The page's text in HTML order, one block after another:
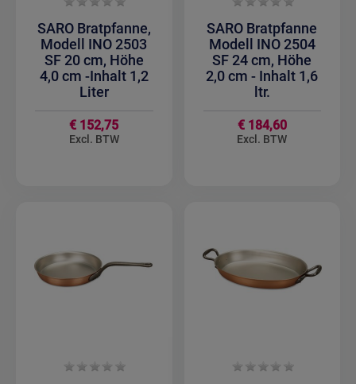
SARO Bratpfanne,
Modell INO 2503
SF 20 cm, Höhe
4,0 cm -Inhalt 1,2
Liter
€ 152,75
SARO Bratpfanne
Modell INO 2504
SF 24 cm, Höhe
2,0 cm - Inhalt 1,6
ltr.
€ 184,60